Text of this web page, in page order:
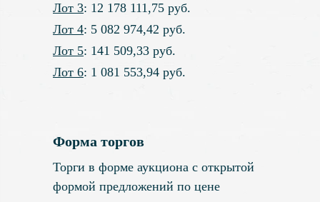
Лот 3: 12 178 111,75 руб.
Лот 4: 5 082 974,42 руб.
Лот 5: 141 509,33 руб.
Лот 6: 1 081 553,94 руб.
Форма торгов
Торги в форме аукциона с открытой
формой предложений по цене